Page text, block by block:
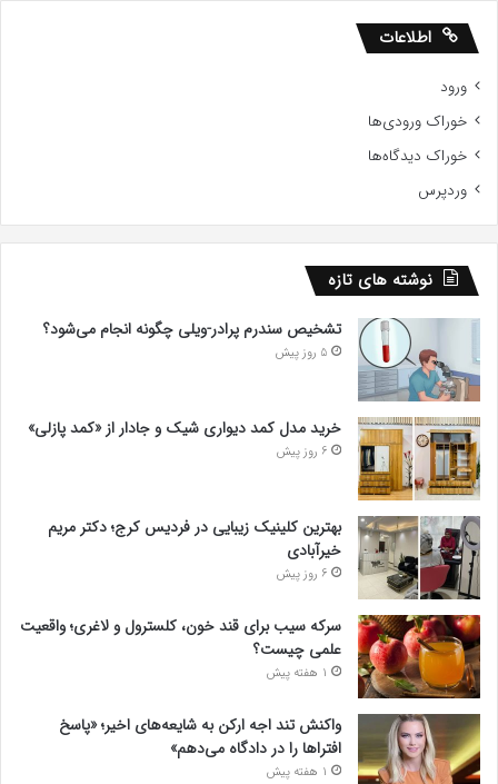
اطلاعات
ورود
خوراک ورودی‌ها
خوراک دیدگاه‌ها
وردپرس
نوشته های تازه
تشخیص سندرم پرادر-ویلی چگونه انجام می‌شود؟
5 روز پیش
خرید مدل کمد دیواری شیک و جادار از «کمد پازلی»
6 روز پیش
بهترین کلینیک زیبایی در فردیس کرج؛ دکتر مریم
خیرآبادی
6 روز پیش
سرکه سیب برای قند خون، کلسترول و لاغری؛ واقعیت
علمی چیست؟
1 هفته پیش
واکنش تند اجه ارکن به شایعه‌های اخیر؛ «پاسخ
افتراها را در دادگاه می‌دهم»
1 هفته پیش